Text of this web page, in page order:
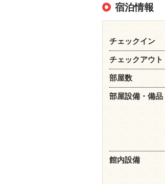
宿泊情報
チェックイン
チェックアウト
部屋数
部屋設備・備品
館内設備